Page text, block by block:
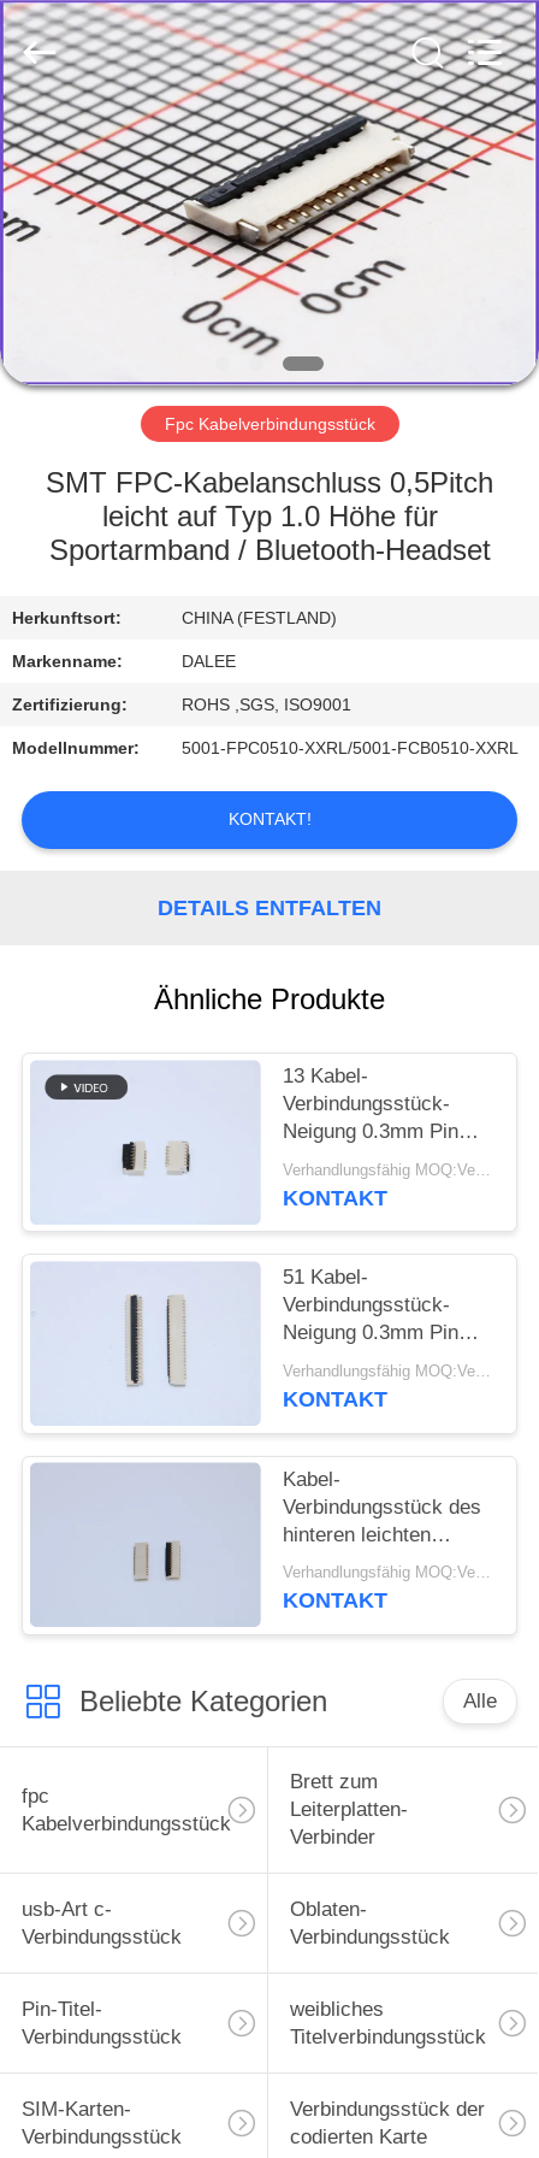
HAUS
PRODUKTE
FABRIK-
AUSFLUG
QUALITÄTSKONTROLLE
SIE
MIT
UNS
IN
VERBINDUNG
FORDERN
NEWS
POLICY
Co.,
Ltd..
All
Rights
Reserved.
Developed
by
ECER
Fpc Kabelverbindungsstück
SMT FPC-Kabelanschluss 0,5Pitch
leicht auf Typ 1.0 Höhe für
Sportarmband / Bluetooth-Headset
Herkunftsort: CHINA (FESTLAND)
Markenname: DALEE
Zertifizierung: ROHS ,SGS, ISO9001
Modellnummer: 5001-FPC0510-XXRL/5001-FCB0510-XXRL
KONTAKT!
DETAILS ENTFALTEN
Ähnliche Produkte
13 Kabel-
Verbindungsstück-
Neigung 0.3mm Pin
FPC einfach auf
VORMONTIERTEM
Verhandlungsfähig MOQ:Verhandelbar
KONTAKT
51 Kabel-
Verbindungsstück-
Neigung 0.3mm Pin
FPC Flexc$einfach-auf
VORMONTIERTEM
Verhandlungsfähig MOQ:Verhandelbar
KONTAKT
Kabel-
Verbindungsstück des
hinteren leichten
Schlages ZIF,
elektrisches Kabel-
Verhandlungsfähig MOQ:Verhandelbar
KONTAKT
Beliebte Kategorien Alle
fpc
Kabelverbindungsstück
Brett zum
Leiterplatten-
Verbinder
usb-Art c-
Verbindungsstück
Oblaten-
Verbindungsstück
Pin-Titel-
Verbindungsstück
weibliches
Titelverbindungsstück
SIM-Karten-
Verbindungsstück
Verbindungsstück der
codierten Karte